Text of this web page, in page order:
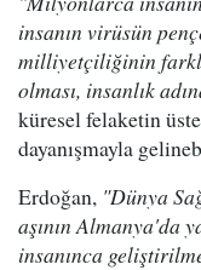
insanın virüsün
milliyetçiliğinin
olması, insanlık
küresel felaketin
dayanışmayla
Erdoğan, "Dünya
aşının Almanya'da
insanınca